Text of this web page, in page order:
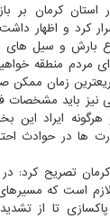
استان کرمان بر
کرد و اظهار
بارش و سیل های
مردم منطقه
زمان ممکن
نیز باید مشخصات
هرگونه ایراد
ها در حوادث
تصریح کرد:
است که
پاکسازی تا از